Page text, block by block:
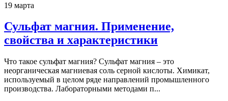
19 марта
Сульфат магния. Применение,
свойства и характеристики
Что такое сульфат магния? Сульфат магния – это
неорганическая магниевая соль серной кислоты. Химикат,
используемый в целом ряде направлений промышленного
производства. Лабораторными методами п...